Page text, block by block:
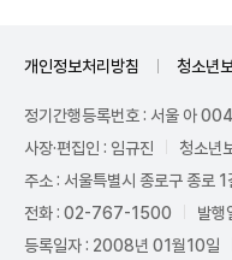
개인정보처리방침 청소년
정기간행등록번호 : 서울 아
사장·편집인 : 임규진
청소년
주소 : 서울특별시 종로구 종로
전화 : 02-767-1500
발
등록일자 : 2008년 01월10일